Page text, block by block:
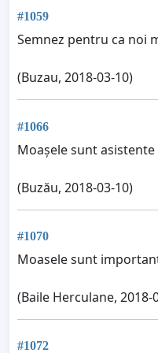
#1059
Semnez pentru ca noi
(Buzau, 2018-03-10)
#1066
Moașele sunt
(Buzău, 2018-03-10)
#1070
Moasele sunt
(Baile Herculane, 2018-
#1072